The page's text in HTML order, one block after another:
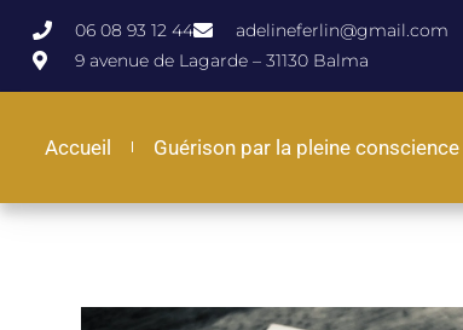
06 08 93 12 44
adelineferlin@gmail.com
9 avenue de Lagarde – 31130 Balma
Accueil Guérison par la pleine conscience